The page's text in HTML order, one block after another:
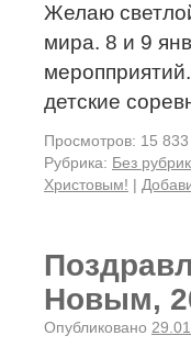
Желаю
мира. 8 и 9
детские
Просмотров: 15 833
Рубрика: Без
Христовым! |
Новым,
Опубликовано